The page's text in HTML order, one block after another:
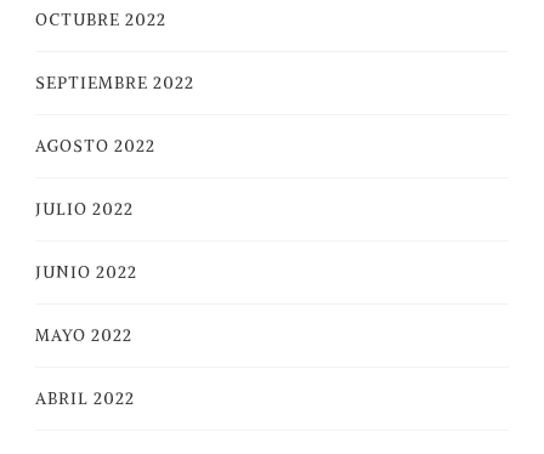
OCTUBRE 2022
SEPTIEMBRE 2022
AGOSTO 2022
JULIO 2022
JUNIO 2022
MAYO 2022
ABRIL 2022